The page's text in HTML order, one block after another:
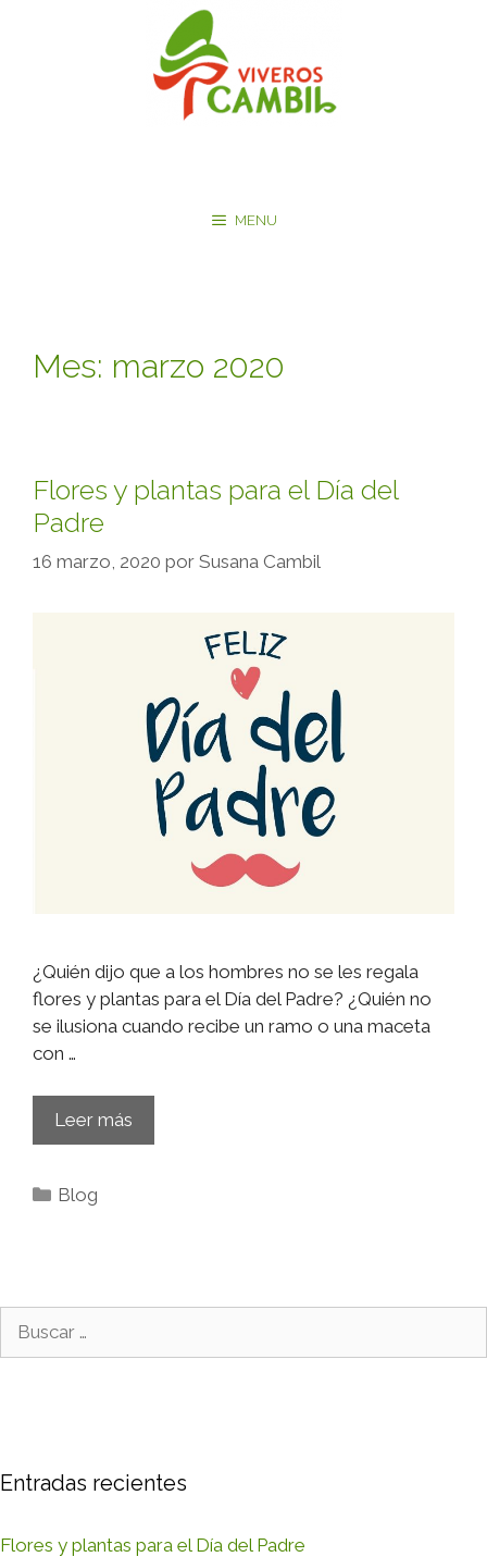
MENU
Mes: marzo 2020
Flores y plantas para el Día del
Padre
16 marzo, 2020 por Susana Cambil
¿Quién dijo que a los hombres no se les regala
flores y plantas para el Día del Padre? ¿Quién no
se ilusiona cuando recibe un ramo o una maceta
con …
Leer más
y
Padre
Categorías
Blog
Entradas recientes
Flores y plantas para el Día del Padre